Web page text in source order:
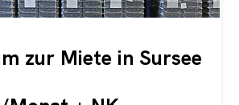
zur Miete in Sursee